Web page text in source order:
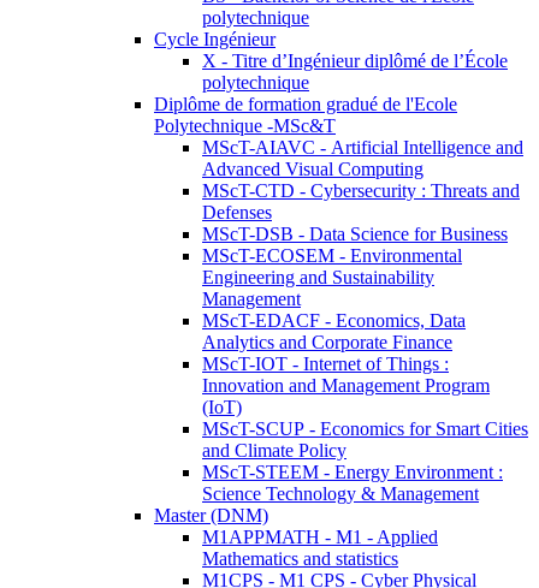
polytechnique
Cycle Ingénieur
X - Titre d’Ingénieur diplômé de l’École
polytechnique
Diplôme de formation gradué de l'Ecole
Polytechnique -MSc&T
MScT-AIAVC - Artificial Intelligence and
Advanced Visual Computing
MScT-CTD - Cybersecurity : Threats and
Defenses
MScT-DSB - Data Science for Business
MScT-ECOSEM - Environmental
Engineering and Sustainability
Management
MScT-EDACF - Economics, Data
Analytics and Corporate Finance
MScT-IOT - Internet of Things :
Innovation and Management Program
(IoT)
MScT-SCUP - Economics for Smart Cities
and Climate Policy
MScT-STEEM - Energy Environment :
Science Technology & Management
Master (DNM)
M1APPMATH - M1 - Applied
Mathematics and statistics
M1CPS - M1 CPS - Cyber Physical